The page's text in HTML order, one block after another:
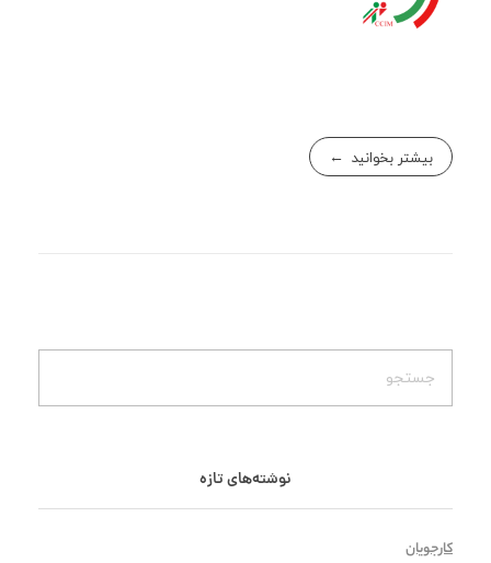
بیشتر بخوانید
نوشته‌های تازه
کارجویان